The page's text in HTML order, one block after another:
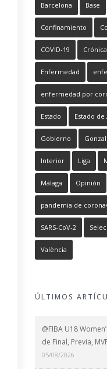
Barcelona Base
Confinamiento
COVID-19 Crónica
Enfermedad
enfermedad por
Estado Estado de
Gobierno
Interior Liga
Málaga Opinión
pandemia de
SARS-CoV-2
València
ÚLTIMOS
@FIBA U18
de Final, Previa,
05/08/2026